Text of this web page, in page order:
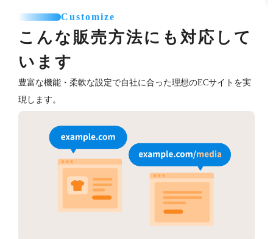
Customize
こんな販売方法にも対応して
います
豊富な機能・柔軟な設定で自社に合った理想のECサイトを実
現します。